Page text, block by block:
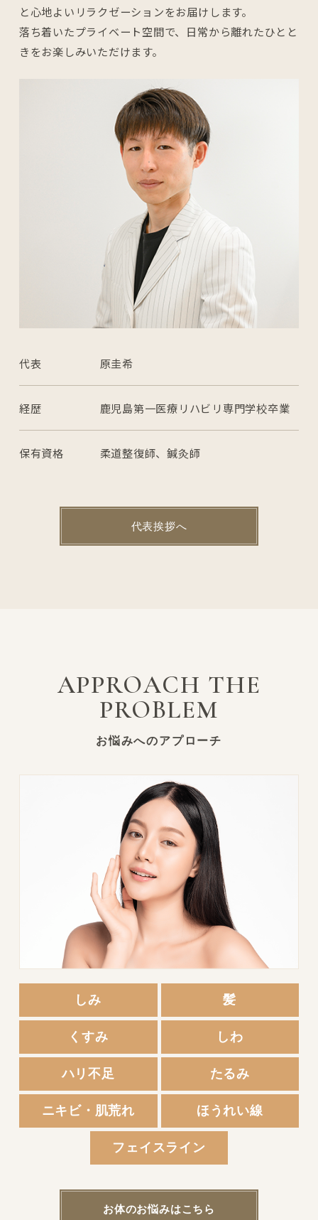
と心地よいリラクゼーションをお届けします。
落ち着いたプライベート空間で、日常から離れたひとと
きをお楽しみいただけます。
代表 原圭希
経歴 鹿児島第一医療リハビリ専門学校卒業
保有資格 柔道整復師、鍼灸師
代表挨拶へ
APPROACH THE
PROBLEM
お悩みへのアプローチ
しみ 髪
くすみ しわ
ハリ不足 たるみ
ニキビ・肌荒れ ほうれい線
フェイスライン
お体のお悩みはこちら